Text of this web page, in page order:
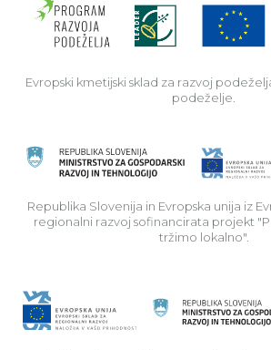
Evropski kmetijski sklad za razvoj
podeželje.
Republika Slovenija in Evropska unija iz
regionalni razvoj sofinancirata projekt
tržimo lokalno".